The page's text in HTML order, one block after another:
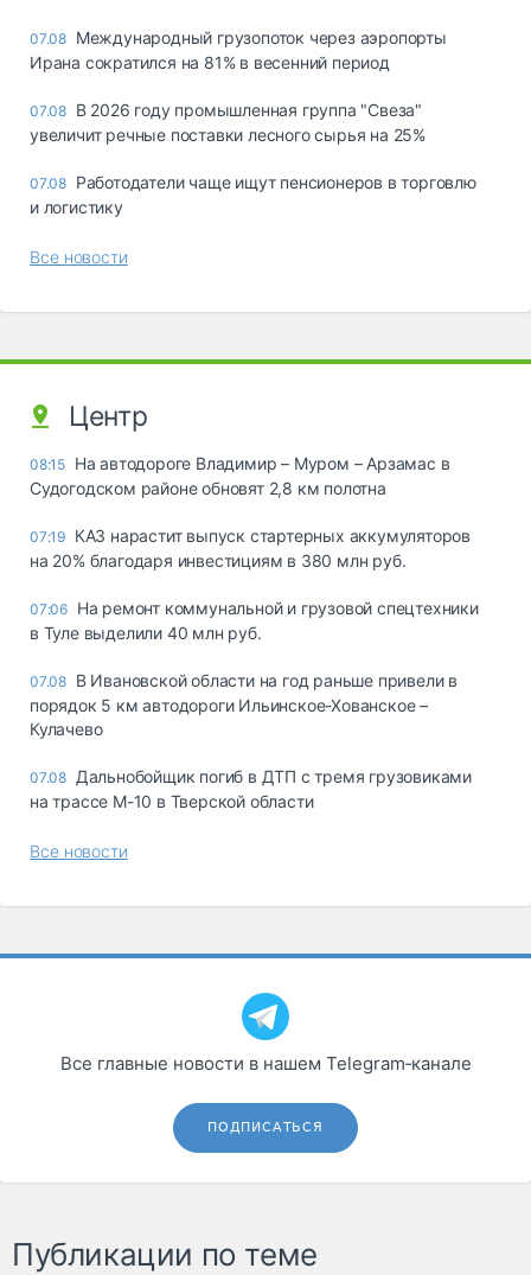
07.08 Международный грузопоток через аэропорты
Ирана сократился на 81% в весенний период
07.08 В 2026 году промышленная группа "Свеза"
увеличит речные поставки лесного сырья на 25%
07.08 Работодатели чаще ищут пенсионеров в торговлю
и логистику
Все новости
Центр
08:15 На автодороге Владимир – Муром – Арзамас в
Судогодском районе обновят 2,8 км полотна
07:19 КАЗ нарастит выпуск стартерных аккумуляторов
на 20% благодаря инвестициям в 380 млн руб.
07:06 На ремонт коммунальной и грузовой спецтехники
в Туле выделили 40 млн руб.
07.08 В Ивановской области на год раньше привели в
порядок 5 км автодороги Ильинское-Хованское –
Кулачево
07.08 Дальнобойщик погиб в ДТП с тремя грузовиками
на трассе М-10 в Тверской области
Все новости
Все главные новости в нашем Telegram‑канале
ПОДПИСАТЬСЯ
Публикации по теме